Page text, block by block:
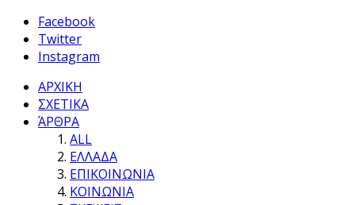
Facebook
Twitter
Instagram
ΑΡΧΙΚΗ
ΣΧΕΤΙΚΑ
ΆΡΘΡΑ
ALL
ΕΛΛΑΔΑ
ΕΠΙΚΟΙΝΩΝΙΑ
ΚΟΙΝΩΝΙΑ